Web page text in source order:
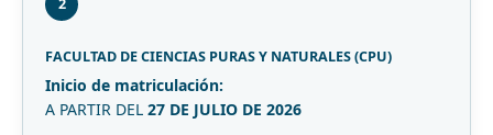
FACULTAD DE CIENCIAS PURAS Y NATURALES (CPU)
Inicio de matriculación:
A PARTIR DEL 27 DE JULIO DE 2026